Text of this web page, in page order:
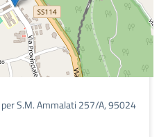
S.M. Ammalati 257/A, 95024